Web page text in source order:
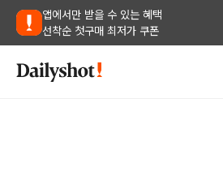
앱에서만 받을 수 있는 혜택
선착순 첫구매 최저가 쿠폰